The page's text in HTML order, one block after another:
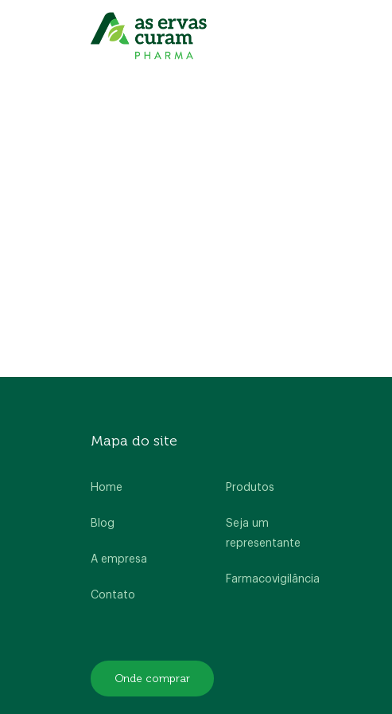
Mapa do site
Home
Blog
A empresa
Contato
Produtos
Seja um
representante
Farmacovigilância
Onde comprar